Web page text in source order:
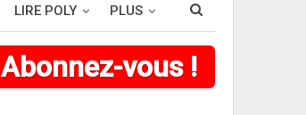
LIRE POLY PLUS
Abonnez-vous !